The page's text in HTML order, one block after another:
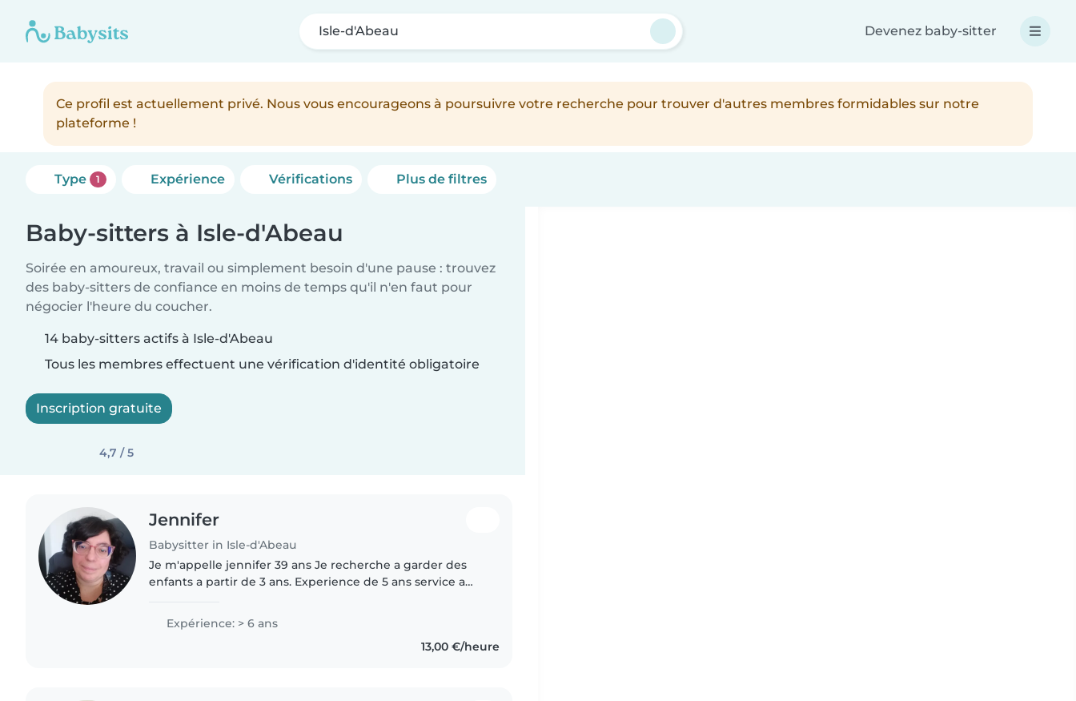
Isle-d'Abeau Devenez baby-sitter
Ce profil est actuellement privé. Nous vous encourageons à poursuivre votre recherche pour trouver d'autres membres formidables sur notre
plateforme !
Type 1 Expérience Vérifications Plus de filtres
Baby-sitters à Isle-d'Abeau
Soirée en amoureux, travail ou simplement besoin d'une pause : trouvez
des baby-sitters de confiance en moins de temps qu'il n'en faut pour
négocier l'heure du coucher.
14 baby-sitters actifs à Isle-d'Abeau
Tous les membres effectuent une vérification d'identité obligatoire
Inscription gratuite
4,7 / 5
Jennifer
Babysitter in Isle-d'Abeau
Je m'appelle jennifer 39 ans Je recherche a garder des
enfants a partir de 3 ans. Experience de 5 ans service a
serieuse Disponible..
Expérience: > 6 ans
13,00 €/heure